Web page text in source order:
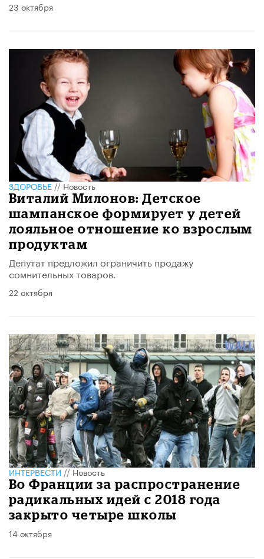
23 октября
ЗДОРОВЬЕ//Новость
Виталий Милонов: Детское
шампанское формирует у детей
лояльное отношение ко взрослым
продуктам
Депутат предложил ограничить продажу
сомнительных товаров.
22 октября
ИНТЕРВЕСТИ//Новость
Во Франции за распространение
радикальных идей с 2018 года
закрыто четыре школы
14 октября